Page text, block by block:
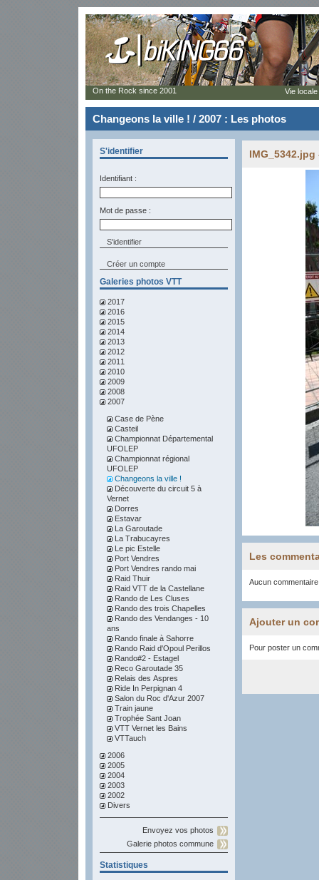
Changeons la ville ! / 2007 : Les photos
S'identifier
Identifiant :
Mot de passe :
Créer un compte
Galeries photos VTT
2017
2016
2015
2014
2013
2012
2011
2010
2009
2008
2007
Case de Pène
Casteil
Championnat Départemental
UFOLEP
Championnat régional
UFOLEP
Changeons la ville !
Découverte du circuit 5 à
Vernet
Dorres
Estavar
La Garoutade
La Trabucayres
Le pic Estelle
Port Vendres
Port Vendres rando mai
Raid Thuir
Raid VTT de la Castellane
Rando de Les Cluses
Rando des trois Chapelles
Rando des Vendanges - 10
ans
Rando finale à Sahorre
Rando Raid d'Opoul Perillos
Rando#2 - Estagel
Reco Garoutade 35
Relais des Aspres
Ride In Perpignan 4
Salon du Roc d'Azur 2007
Train jaune
Trophée Sant Joan
VTT Vernet les Bains
VTTauch
2006
2005
2004
2003
2002
Divers
Envoyez vos photos
Galerie photos commune
Statistiques
IMG_5342.jpg
Les
Aucun
Ajouter un
Pour poster un
On the Rock since 2001 Vie